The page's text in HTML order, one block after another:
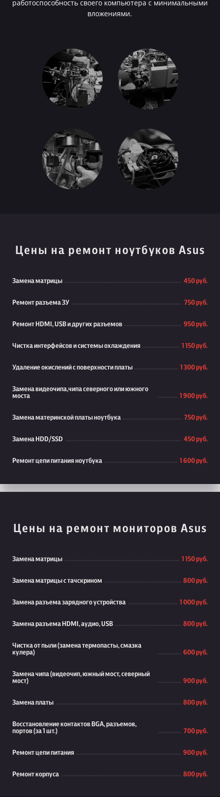
работоспособность своего компьютера с минимальными
вложениями.
Цены на ремонт ноутбуков Asus
Замена матрицы 450 руб.
Ремонт разъема ЗУ 750 руб.
Ремонт HDMI, USB и других разъемов 950 руб.
Чистка интерфейсов и системы охлаждения 1 150 руб.
Удаление окислений с поверхности платы 1 300 руб.
Замена видеочипа,чипа северного или южного
моста
1 900 руб.
Замена материнской платы ноутбука 750 руб.
Замена HDD/SSD 450 руб.
Ремонт цепи питания ноутбука 1 600 руб.
Цены на ремонт мониторов Asus
Замена матрицы 1 150 руб.
Замена матрицы с тачскрином 800 руб.
Замена разъема зарядного устройства 1 000 руб.
Замена разъема HDMI, аудио, USB 800 руб.
Чистка от пыли (замена термопасты, смазка
кулера)
600 руб.
Замена чипа (видеочип, южный мост, северный
мост)
900 руб.
Замена платы 800 руб.
Восстановление контактов BGA, разъемов,
портов (за 1 шт.)
700 руб.
Ремонт цепи питания 900 руб.
Ремонт корпуса 800 руб.